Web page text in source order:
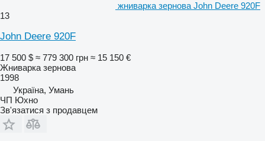
жниварка зернова John Deere 920F
13
John Deere 920F
17 500 $ ≈ 779 300 грн ≈ 15 150 €
Жниварка зернова
1998
Україна, Умань
ЧП Юхно
Зв'язатися з продавцем